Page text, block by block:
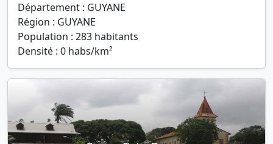
Département : GUYANE
Région : GUYANE
Population : 283 habitants
Densité : 0 habs/km²